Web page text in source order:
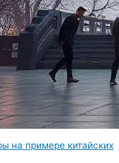
на примере китайских